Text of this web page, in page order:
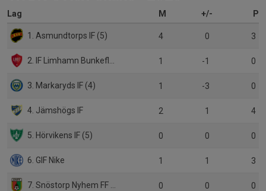
Lag M +/- P
1. Asmundtorps IF (5) 4 0 3
2. IF Limhamn Bunkeflo (3) 1 -1 0
3. Markaryds IF (4) 1 -3 0
4. Jämshögs IF 2 1 4
5. Hörvikens IF (5) 0 0 0
6. GIF Nike 1 1 3
7. Snöstorp Nyhem FF (5) 0 0 0